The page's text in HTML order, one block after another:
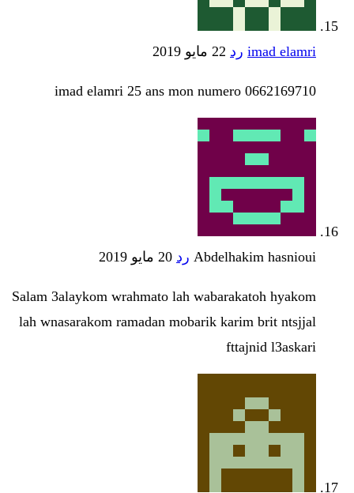
imad elamri رد 22 مايو 2019
imad elamri 25 ans mon numero 0662169710
Abdelhakim hasnioui رد 20 مايو 2019
Salam 3alaykom wrahmato lah wabarakatoh hyakom
lah wnasarakom ramadan mobarik karim brit ntsjjal
fttajnid l3askari